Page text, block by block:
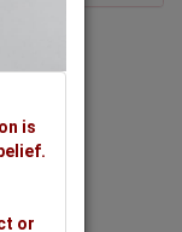
is
or